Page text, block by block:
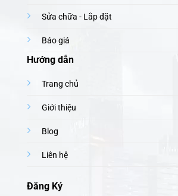
Sửa chữa - Lắp đặt
Báo giá
Hướng dẫn
Trang chủ
Giới thiệu
Blog
Liên hệ
Đăng Ký